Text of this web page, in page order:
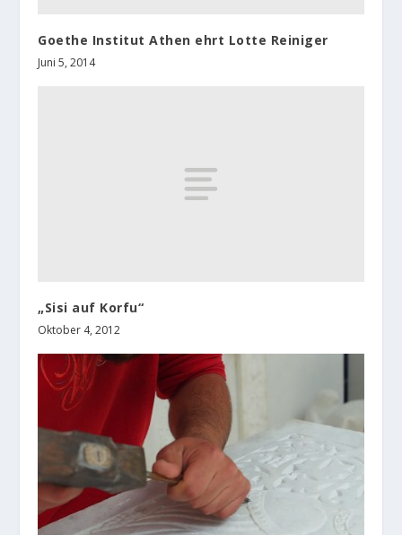
Goethe Institut Athen ehrt Lotte Reiniger
Juni 5, 2014
„Sisi auf Korfu“
Oktober 4, 2012